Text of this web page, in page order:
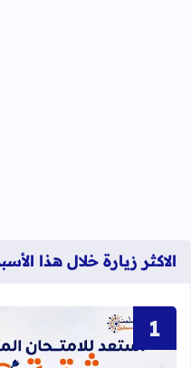
الاكثر زيارة خلال هذا